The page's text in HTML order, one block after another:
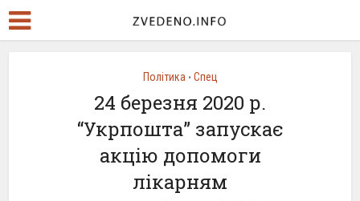
Політика • Спец
24 березня 2020 р.
“Укрпошта” запускає
акцію допомоги
лікарням